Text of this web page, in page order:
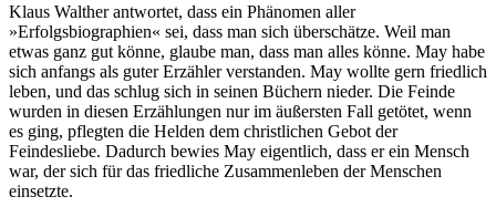
Klaus Walther antwortet, dass ein Phänomen aller
»Erfolgsbiographien« sei, dass man sich überschätze. Weil man
etwas ganz gut könne, glaube man, dass man alles könne. May habe
sich anfangs als guter Erzähler verstanden. May wollte gern friedlich
leben, und das schlug sich in seinen Büchern nieder. Die Feinde
wurden in diesen Erzählungen nur im äußersten Fall getötet, wenn
es ging, pflegten die Helden dem christlichen Gebot der
Feindesliebe. Dadurch bewies May eigentlich, dass er ein Mensch
war, der sich für das friedliche Zusammenleben der Menschen
einsetzte.